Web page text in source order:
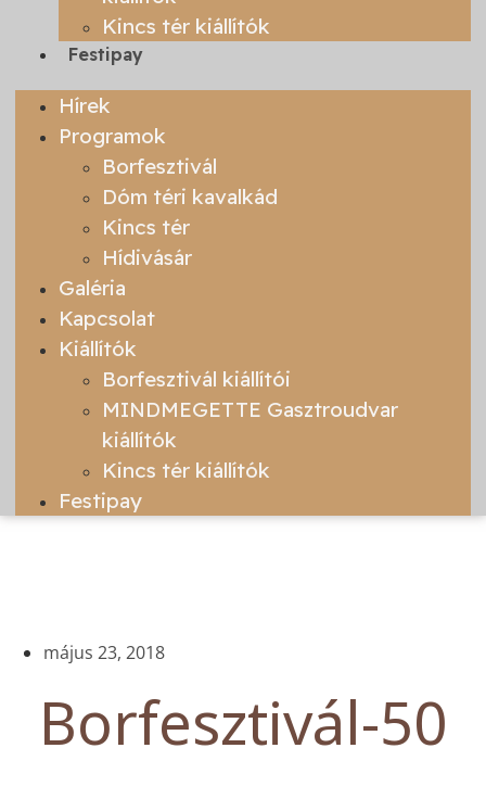
Kincs tér kiállítók
Festipay
Hírek
Programok
Borfesztivál
Dóm téri kavalkád
Kincs tér
Hídivásár
Galéria
Kapcsolat
Kiállítók
Borfesztivál kiállítói
MINDMEGETTE Gasztroudvar
kiállítók
Kincs tér kiállítók
Festipay
május 23, 2018
Borfesztivál-50